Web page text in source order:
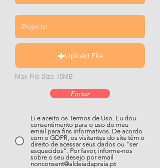
Upload File
Max File Size 15MB
Enviar
Li e aceito os Termos de Uso. Eu dou
consentimento para o uso do meu
email para fins informativos. De acordo
com o GDPR, os visitantes do site têm o
direito de acessar seus dados ou "ser
esquecidos". Por favor, informe-nos
sobre o seu desejo por email
nonconsent@aldeiadapraia.pt